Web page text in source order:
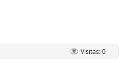
Visitas: 0